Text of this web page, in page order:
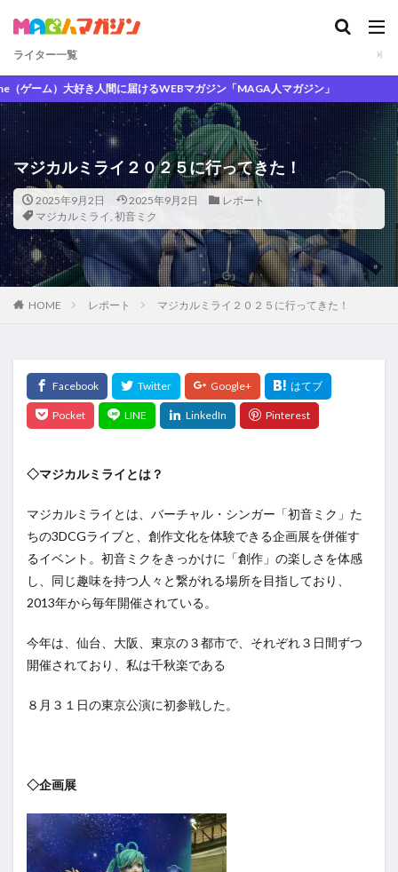
ライター一覧
人間に届けるWEBマガジン「MAGA人マガジン」
マジカルミライ２０２５に行ってきた！
2025年9月2日 2025年9月2日
レポート
マジカルミライ, 初音ミク
HOME レポート マジカルミライ２０２５に行ってきた！
◇マジカルミライとは？
マジカルミライとは、バーチャル・シンガー「初音ミク」た
ちの3DCGライブと、創作文化を体験できる企画展を併催す
るイベント。初音ミクをきっかけに「創作」の楽しさを体感
し、同じ趣味を持つ人々と繋がれる場所を目指しており、
2013年から毎年開催されている。
今年は、仙台、大阪、東京の３都市で、それぞれ３日間ずつ
開催されており、私は千秋楽である
８月３１日の東京公演に初参戦した。
◇企画展